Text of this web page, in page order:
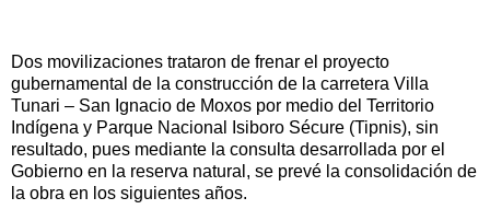
Dos movilizaciones trataron de frenar el proyecto
gubernamental de la construcción de la carretera Villa
Tunari – San Ignacio de Moxos por medio del Territorio
Indígena y Parque Nacional Isiboro Sécure (Tipnis), sin
resultado, pues mediante la consulta desarrollada por el
Gobierno en la reserva natural, se prevé la consolidación de
la obra en los siguientes años.